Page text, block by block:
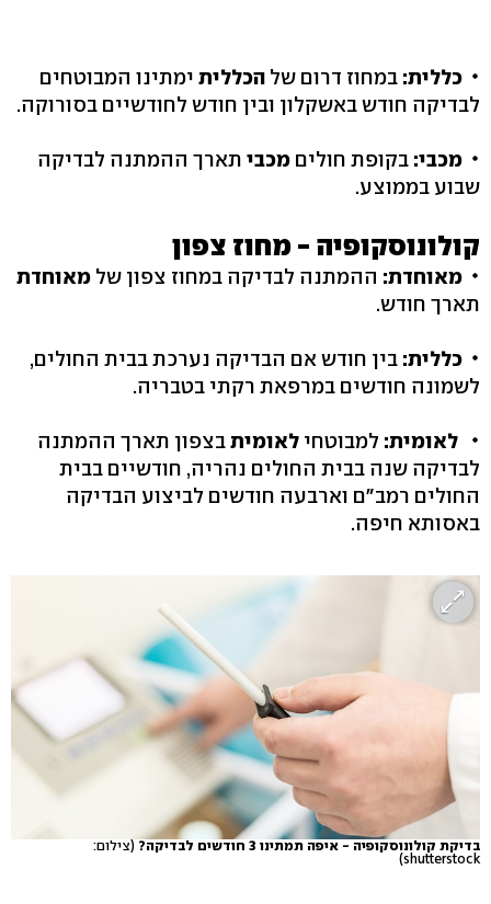
כללית: במחוז דרום של הכללית ימתינו המבוטחים
לבדיקה חודש באשקלון ובין חודש לחודשיים בסורוקה.
מכבי: בקופת חולים מכבי תארך ההמתנה לבדיקה
שבוע בממוצע.
קולונוסקופיה - מחוז צפון
מאוחדת: ההמתנה לבדיקה במחוז צפון של מאוחדת
תארך חודש.
כללית: בין חודש אם הבדיקה נערכת בבית החולים,
לשמונה חודשים במרפאת רקתי בטבריה.
לאומית: למבוטחי לאומיתבצפון תארך ההמתנה
לבדיקה שנה בבית החולים נהריה, חודשיים בבית
החולים רמב"ם וארבעה חודשים לביצוע הבדיקה
באסותא חיפה.
בדיקת קולונוסקופיה - איפה תמתינו 3 חודשים לבדיקה?
(צילום:
shutterstock)